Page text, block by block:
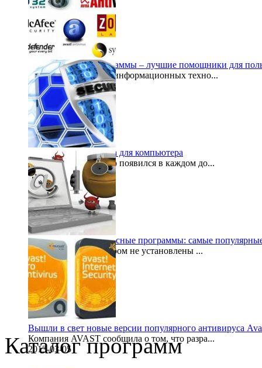
Антивирусные программы – лучшие помощники для
В процессе развития информационных техно...
2014-12-21
Антивирусная защита для компьютера
Компьютер уже давно появился в каждом до...
2014-12-02
Бесплатные антивирусные программы: самые
Компьютер, на котором не установлены ...
2014-08-06
Вышли в свет новые версии популярного антивируса
Компания AVAST сообщила о том, что разра...
2013-03-05
Каталог программ